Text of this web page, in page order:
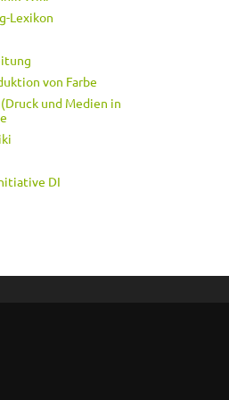
Lexikon
von Farbe
und Medien in
DI